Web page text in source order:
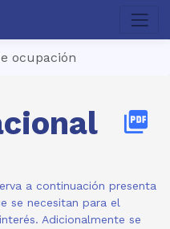
ocupación
picture_as_pdf
a continuación presenta
se necesitan para el
Adicionalmente se